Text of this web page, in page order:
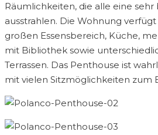
Räumlichkeiten, die alle eine
ausstrahlen. Die Wohnung
großen Essensbereich, Küche,
mit Bibliothek sowie
Terrassen. Das Penthouse ist
mit vielen Sitzmöglichkeiten zum